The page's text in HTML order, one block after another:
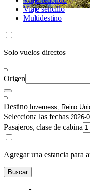
Viaje sencillo
Multidestino
Solo vuelos directos
Origen
Destino
Selecciona las fechas
Pasajeros, clase de cabina
Agregar una estancia para
Buscar